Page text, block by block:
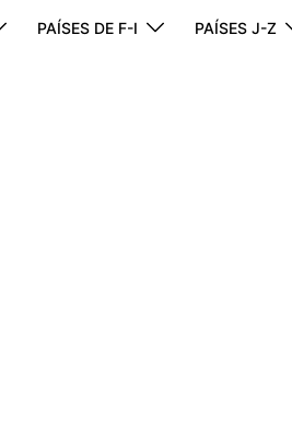
PAÍSES DE F-I PAÍSES J-Z